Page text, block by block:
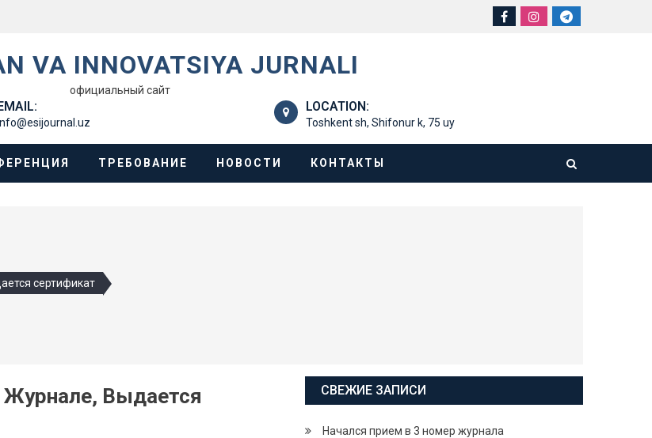
VA INNOVATSIYA JURNALI
официальный сайт
LOCATION:
Toshkent sh, Shifonur k, 75 uy
ТРЕБОВАНИЕ НОВОСТИ КОНТАКТЫ
сертификат
Журнале, Выдается
СВЕЖИЕ ЗАПИСИ
Начался прием в 3 номер журнала